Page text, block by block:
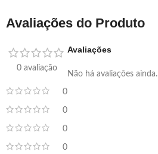
Avaliações do Produto
0 avaliação
0
0
0
0
Avaliações
Não há avaliações ainda.